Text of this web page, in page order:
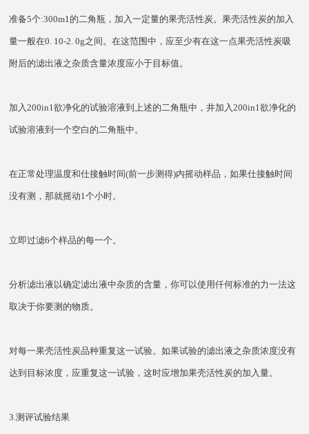
准备5个:300m1的二角瓶，加入一定量的果壳活性炭。果壳活性炭的加入
量一般在0. 10-2. 0g之间。在这范围中，应至少有在这一点果壳活性炭吸
附后的滤出液之杂质含量浓度应小于目标值。
加入200in1欲净化的试验溶液到上述的二角瓶中，井加入200in1欲净化的
试验溶液到一个空白的二角瓶中。
在正常处理温度和仕接触时间(前一步测得)内摇动样品，如果仕接触时间
没有测，那就摇动1个小时。
立即过滤6个样品的每一个。
分析滤出液以确定滤出液中杂质的含量，你可以使用仟何标准的力一法这
取决于你要测的物质。
对每一果壳活性炭品种重复这一试验。如果试验的滤出液之杂质浓度没有
达到目标浓度，应重复这一试验，这时应增加果壳活性炭的加入量。
3.测评试验结果